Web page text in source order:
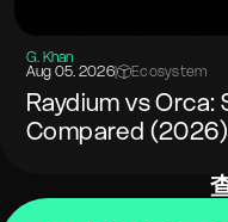
G. Khan
Aug 05. 2026| Ecosystem
Raydium vs Orca:
Compared (2026)